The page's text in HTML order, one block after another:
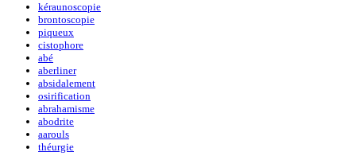
kéraunoscopie
brontoscopie
piqueux
cistophore
abé
aberliner
absidalement
osirification
abrahamisme
abodrite
aarouls
théurgie